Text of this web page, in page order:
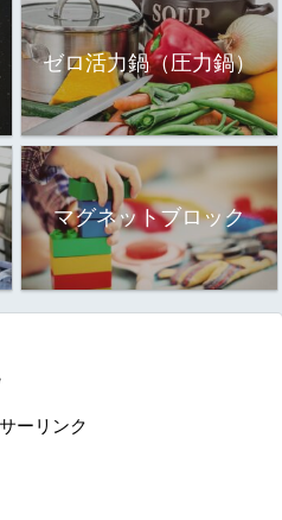
ゼロ活力鍋（圧力鍋）
マグネットブロック
ーリンク